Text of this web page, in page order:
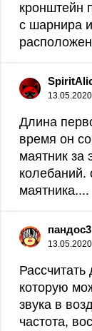
кронштейн
с шарнира
13.05.2020
Длина
время он
маятник за
колебаний.
маятника....
пандос3
13.05.2020
которую
звука в
частота,